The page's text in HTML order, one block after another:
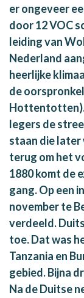
er ongeveer
door 12 VOC
leiding van
Nederland
heerlijke
de
legers de
staan die later
terug om het
1880 komt de
gang. Op een
november te
verdeeld.
toe. Dat was
Tanzania en
gebied. Bijna
Na de Duitse